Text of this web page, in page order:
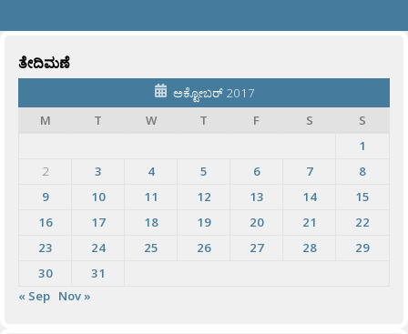
ತೇದಿಮಣೆ
ಅಕ್ಟೋಬರ್ 2017
M
T W T F S
S
1
2
3 4 5 6 7
8
9
10 11 12 13 14
15
16
17 18 19 20 21
22
23
24 25 26 27 28
29
30
31
« Sep Nov »